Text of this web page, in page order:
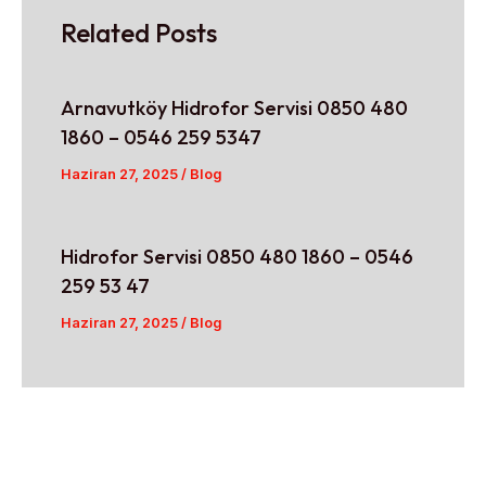
Related Posts
Arnavutköy Hidrofor Servisi 0850 480
1860 – 0546 259 5347
Haziran 27, 2025 / Blog
Hidrofor Servisi 0850 480 1860 – 0546
259 53 47
Haziran 27, 2025/ Blog